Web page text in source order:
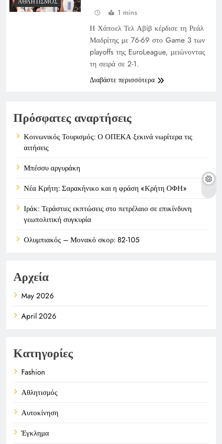
1 mins
Η Χάποελ Τελ Αβίβ κέρδισε τη Ρεάλ
Μαδρίτης με 76-69 στο Game 3 των
playoffs της EuroLeague, μειώνοντας
τη σειρά σε 2-1.
Διαβάστε περισσότερα
Πρόσφατες αναρτήσεις
Κοινωνικός Τουρισμός: Ο ΟΠΕΚΑ ξεκινά νωρίτερα τις
αιτήσεις
Μπέσσυ αργυράκη
Νέα Κρήτη: Σαρακήνικο και η φράση «Κρήτη ΟΦΗ»
Ιράκ: Τεράστιες εκπτώσεις στο πετρέλαιο σε επικίνδυνη
γεωπολιτική συγκυρία
Ολυμπιακός – Μονακό σκορ: 82-105
Αρχεία
May 2026
April 2026
Κατηγορίες
Fashion
Αθλητισμός
Αυτοκίνηση
Έγκλημα